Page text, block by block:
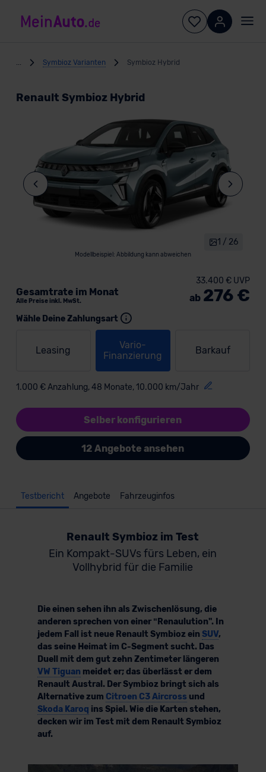
Symbioz Varianten Symbioz Hybrid
Renault Symbioz Hybrid
Modellbeispiel: Abbildung kann abweichen
1 / 26
Wähle Deine Zahlungsart
Leasing
Vario-
Finanzierung
Barkauf
1.000 € Anzahlung, 48 Monate, 10.000 km/Jahr
Gesamtrate im Monat
Alle Preise inkl. MwSt.
33.400 € UVP
ab 276 €
Selber konfigurieren
12 Angebote ansehen
Testbericht Angebote Fahrzeuginfos
Renault Symbioz im Test
Ein Kompakt-SUVs fürs Leben, ein
Vollhybrid für die Familie
Die einen sehen ihn als Zwischenlösung, die
anderen sprechen von einer ʺRenaulution". In
jedem Fall ist neue Renault Symbioz ein SUV,
das seine Heimat im C-Segment sucht. Das
Duell mit dem gut zehn Zentimeter längeren
VW Tiguan meidet er; das überlässt er dem
Renault Austral. Der Symbioz bringt sich als
Alternative zum Citroen C3 Aircross und
Skoda Karoq ins Spiel. Wie die Karten stehen,
decken wir im Test mit dem Renault Symbioz
auf.